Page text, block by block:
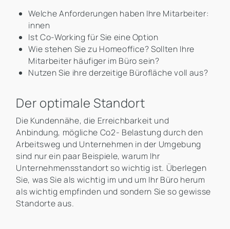
Welche Anforderungen haben Ihre Mitarbeiter:
innen
Ist Co-Working für Sie eine Option
Wie stehen Sie zu Homeoffice? Sollten Ihre
Mitarbeiter häufiger im Büro sein?
Nutzen Sie ihre derzeitige Bürofläche voll aus?
Der optimale Standort
Die Kundennähe, die Erreichbarkeit und
Anbindung, mögliche Co2- Belastung durch den
Arbeitsweg und Unternehmen in der Umgebung
sind nur ein paar Beispiele, warum Ihr
Unternehmensstandort so wichtig ist. Überlegen
Sie, was Sie als wichtig im und um Ihr Büro herum
als wichtig empfinden und sondern Sie so gewisse
Standorte aus.